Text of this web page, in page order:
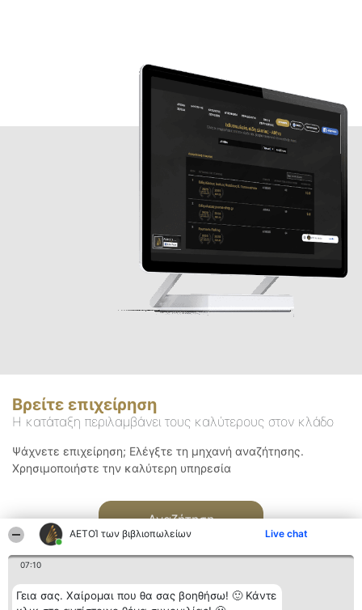
ΑΕΤΟΊ των βιβλιοπωλείων Live chat
07:10
Γεια σας. Χαίρομαι που θα σας βοηθήσω! 🙂 Κάντε
Βρείτε επιχείρηση
Η κατάταξη περιλαμβάνει τους καλύτερους στον κλάδο
Ψάχνετε επιχείρηση; Ελέγξτε τη μηχανή αναζήτησης.
Χρησιμοποιήστε την καλύτερη υπηρεσία
Αναζήτηση